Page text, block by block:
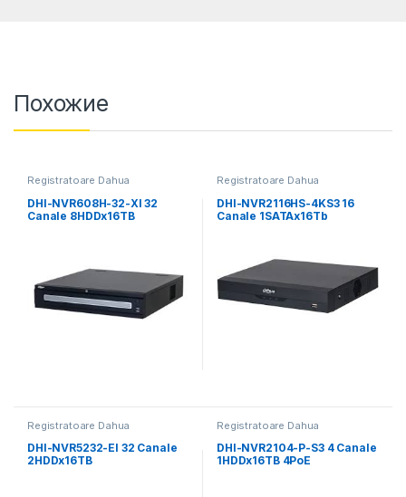
Похожие
Registratoare Dahua
DHI-NVR608H-32-XI 32
Canale 8HDDx16TB
Registratoare Dahua
DHI-NVR2116HS-4KS3 16
Canale 1SATAx16Tb
Registratoare Dahua
DHI-NVR5232-EI 32 Canale
2HDDx16TB
Registratoare Dahua
DHI-NVR2104-P-S3 4 Canale
1HDDx16TB 4PoE